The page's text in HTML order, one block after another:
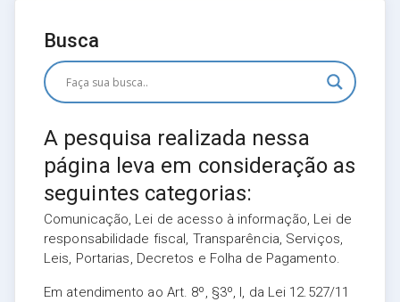
Busca
A pesquisa realizada nessa
página leva em consideração as
seguintes categorias:
Comunicação, Lei de acesso à informação, Lei de
responsabilidade fiscal, Transparência, Serviços,
Leis, Portarias, Decretos e Folha de Pagamento.
Em atendimento ao Art. 8º, §3º, I, da Lei 12.527/11